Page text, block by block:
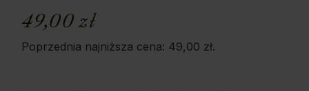
49,00zł
Poprzednia najniższa cena: 49,00 zł.